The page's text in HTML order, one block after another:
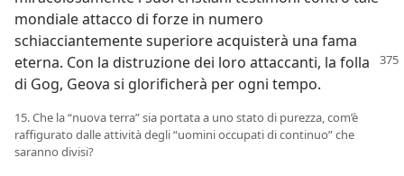
mondiale attacco di forze in numero
schiacciantemente superiore acquisterà una fama
eterna. Con la distruzione dei loro attaccanti, la folla
di Gog, Geova si glorificherà per ogni tempo.
15. Che la “nuova terra” sia portata a uno stato di purezza, com’è
raffigurato dalle attività degli “uomini occupati di continuo” che
saranno divisi?